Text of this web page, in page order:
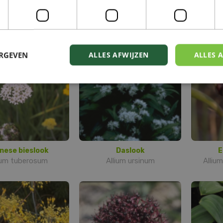
cernuum
Allium carinatum subsp.
pulchellum
bieslook
tuberosum
Daslook
Allium ursinum
ALLES
ALLES AFWIJZEN